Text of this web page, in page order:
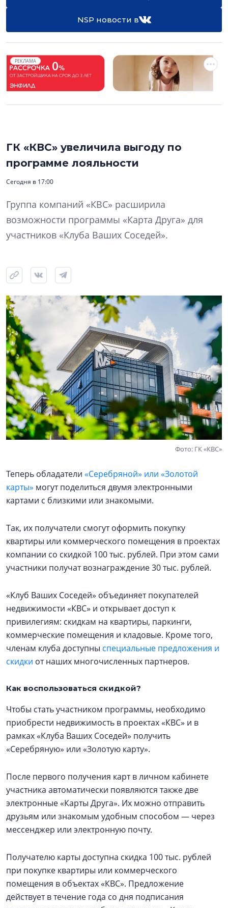
NSP новости в
РЕКЛАМА
ГК «КВС» увеличила выгоду по
программе лояльности
Сегодня в 17:00
Группа компаний «КВС» расширила
возможности программы «Карта Друга» для
участников «Клуба Ваших Соседей».
Фото: ГК «КВС»
Теперь обладатели «Серебряной» или «Золотой
карты» могут поделиться двумя электронными
картами с близкими или знакомыми.
Так, их получатели смогут оформить покупку
квартиры или коммерческого помещения в проектах
компании со скидкой 100 тыс. рублей. При этом сами
участники получат вознаграждение 30 тыс. рублей.
«Клуб Ваших Соседей» объединяет покупателей
недвижимости «КВС» и открывает доступ к
привилегиям: скидкам на квартиры, паркинги,
коммерческие помещения и кладовые. Кроме того,
членам клуба доступны специальные предложения и
скидки от наших многочисленных партнеров.
Как воспользоваться скидкой?
Чтобы стать участником программы, необходимо
приобрести недвижимость в проектах «КВС» и в
рамках «Клуба Ваших Соседей» получить
«Серебряную» или «Золотую карту».
После первого получения карт в личном кабинете
участника автоматически появляются также две
электронные «Карты Друга». Их можно отправить
друзьям или знакомым удобным способом — через
мессенджер или электронную почту.
Получателю карты доступна скидка 100 тыс. рублей
при покупке квартиры или коммерческого
помещения в объектах «КВС». Предложение
действует в течение года со дня подписания